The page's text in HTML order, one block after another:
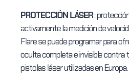
PROTECCIÓN LÁSER:
activamente la medición de
Flare se puede programar para
oculta completa e invisible contra
pistolas láser utilizadas en Europa.